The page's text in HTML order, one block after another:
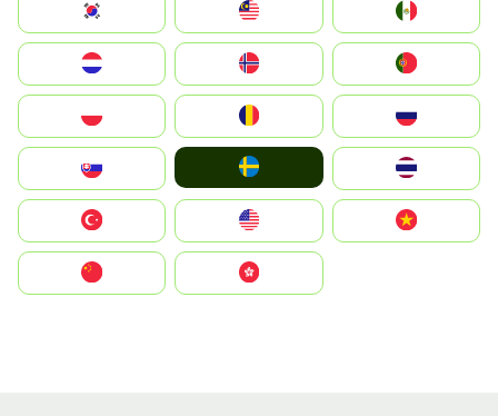
South Korea
United States
中國香港特別行政區